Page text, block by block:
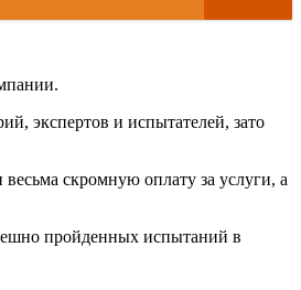
экспертов и испытателей, зато
скромную оплату за услуги, а
пройденных испытаний в